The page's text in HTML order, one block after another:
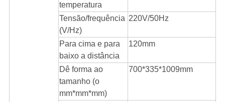
temperatura
Tensão/frequência
(V/Hz)
220V/50Hz
Para cima e para
baixo a distância
120mm
Dê forma ao
tamanho (o
mm*mm*mm)
700*335*1009mm